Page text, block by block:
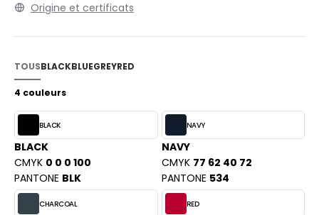
SHOPPING
VETEMENTS
- BLANKS
Origine et certificats
TOUSBLACKBLUEGREYRED
4 couleurs
BLACK
BLACK
CMYK 0 0 0 100
PANTONE BLK
NAVY
NAVY
CMYK 77 62 40 72
PANTONE 534
CHARCOAL RED